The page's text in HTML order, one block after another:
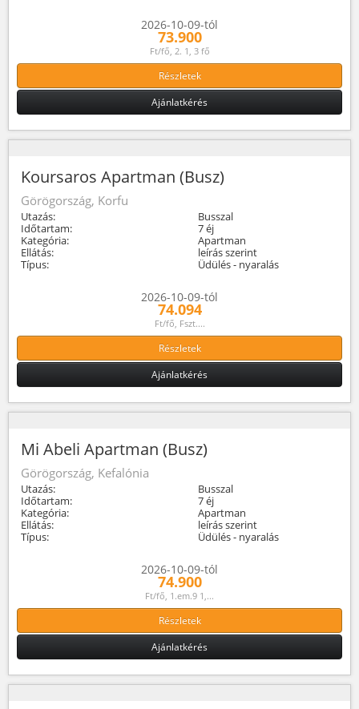
2026-10-09-tól
73.900
Ft/fő, 2. 1, 3 fő
Részletek
Ajánlatkérés
Koursaros Apartman (Busz)
Görögország, Korfu
Utazás:
Busszal
Időtartam:
7 éj
Kategória:
Apartman
Ellátás:
leírás szerint
Típus:
Üdülés - nyaralás
2026-10-09-tól
74.094
Ft/fő, Fszt....
Részletek
Ajánlatkérés
Mi Abeli Apartman (Busz)
Görögország, Kefalónia
Utazás:
Busszal
Időtartam:
7 éj
Kategória:
Apartman
Ellátás:
leírás szerint
Típus:
Üdülés - nyaralás
2026-10-09-tól
74.900
Ft/fő, 1.em.9 1,...
Részletek
Ajánlatkérés